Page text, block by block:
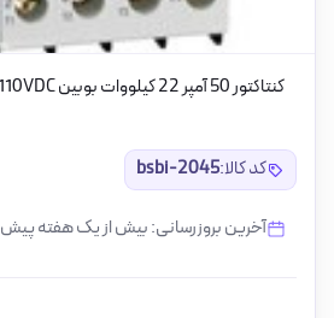
کنتاکتور 50 آمپر 22 کیلووات بوبین 110VDC برند لواتو ایتالیا
کد کالا:bsbi-2045
آخرین بروزرسانی: بیش از یک هفته پیش